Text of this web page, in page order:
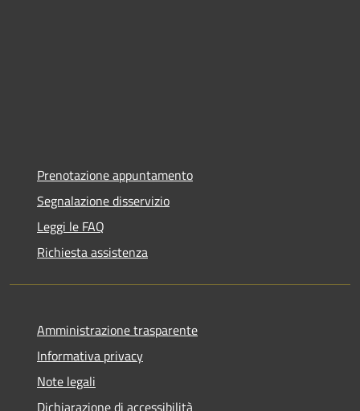
Prenotazione appuntamento
Segnalazione disservizio
Leggi le FAQ
Richiesta assistenza
Amministrazione trasparente
Informativa privacy
Note legali
Dichiarazione di accessibilità